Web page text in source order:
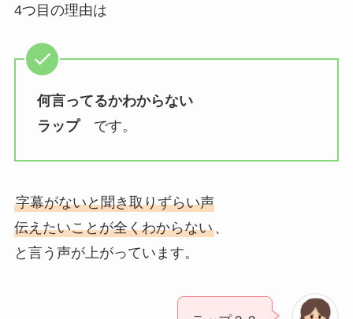
4つ目の理由は
何言ってるかわからない
ラップです。
字幕がないと聞き取りずらい声
伝えたいことが全くわからない、
と言う声が上がっています。